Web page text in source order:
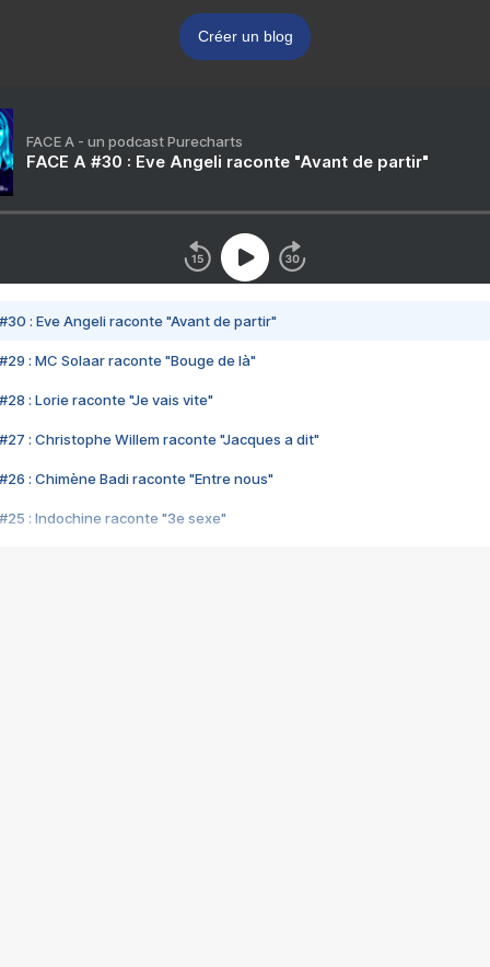
Créer un blog
FACE A - un podcast Purecharts
FACE A #30 : Eve Angeli raconte "Avant de partir"
#30 : Eve Angeli raconte "Avant de partir"
#29 : MC Solaar raconte "Bouge de là"
#28 : Lorie raconte "Je vais vite"
#27 : Christophe Willem raconte "Jacques a dit"
#26 : Chimène Badi raconte "Entre nous"
#25 : Indochine raconte "3e sexe"